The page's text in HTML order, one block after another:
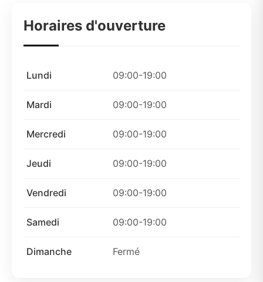
Horaires d'ouverture
Lundi 09:00-19:00
Mardi 09:00-19:00
Mercredi 09:00-19:00
Jeudi 09:00-19:00
Vendredi 09:00-19:00
Samedi 09:00-19:00
Dimanche Fermé